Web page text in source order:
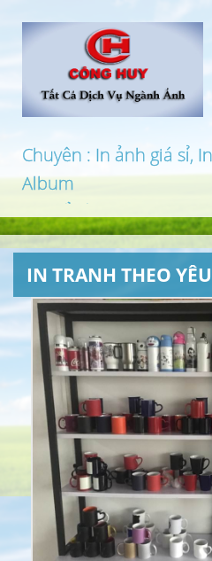
Chuyên : In ảnh giá sỉ,
Album
In khổ lớn, In UV 3D, In
…
IN TRANH THEO